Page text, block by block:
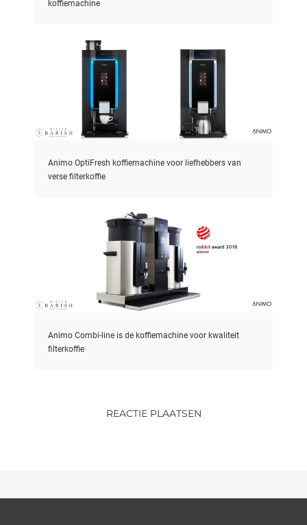
koffiemachine
Animo OptiFresh koffiemachine voor liefhebbers van
verse filterkoffie
Animo Combi-line is de koffiemachine voor kwaliteit
filterkoffie
REACTIE PLAATSEN